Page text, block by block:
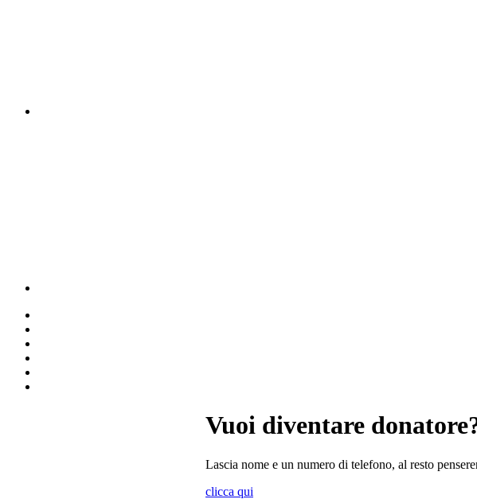
Vuoi diventare
Lascia nome e un numero di telefono, al resto
clicca qui